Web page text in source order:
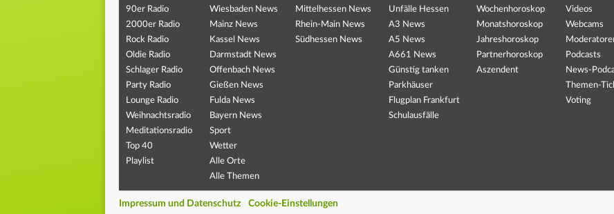
90er Radio
2000er Radio
Rock Radio
Oldie Radio
Schlager Radio
Party Radio
Lounge Radio
Weihnachtsradio
Meditationsradio
Top 40
Playlist
Wiesbaden News
Mainz News
Kassel News
Darmstadt News
Offenbach News
Gießen News
Fulda News
Bayern News
Sport
Wetter
Alle Orte
Alle Themen
Mittelhessen News
Rhein-Main News
Südhessen News
Unfälle Hessen
A3 News
A5 News
A661 News
Günstig tanken
Parkhäuser
Flugplan Frankfurt
Schulausfälle
Wochenhoroskop
Monatshoroskop
Jahreshoroskop
Partnerhoroskop
Aszendent
Videos
Webcams
Podcasts
News-
Themen-
Voting
Impressum und Datenschutz Cookie-Einstellungen